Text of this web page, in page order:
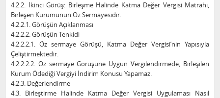
4.2.2. İkinci Görüş: Birleşme Halinde Katma Değer Vergisi Matrahı,
Birleşen Kurumunun Öz Sermayesidir.
4.2.2.1. Görüşün Açıklanması
4.2.2.2. Görüşün Tenkidi
4.2.2.2.1. Öz sermaye Görüşü, Katma Değer Vergisi’nin Yapısıyla
Çeliştirmektedir.
4.2.2.2.2. Öz sermaye Görüşüne Uygun Vergilendirmede, Birleşilen
Kurum Ödediği Vergiyi İndirim Konusu Yapamaz.
4.2.3. Değerlendirme
4.3. Birleştirme Halinde Katma Değer Vergisi Uygulaması Nasıl